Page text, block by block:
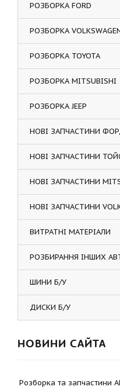
РОЗБОРКА FORD
РОЗБОРКА
РОЗБОРКА TOYOTA
РОЗБОРКА MITSUBISHI
РОЗБОРКА JEEP
НОВІ ЗАПЧАСТИНИ
НОВІ ЗАПЧАСТИНИ
НОВІ ЗАПЧАСТИНИ
НОВІ ЗАПЧАСТИНИ
ВИТРАТНІ МАТЕРІАЛИ
РОЗБИРАННЯ ІНШИХ
ШИНИ Б/У
ДИСКИ Б/У
НОВИНИ САЙТА
Розборка та запчастини